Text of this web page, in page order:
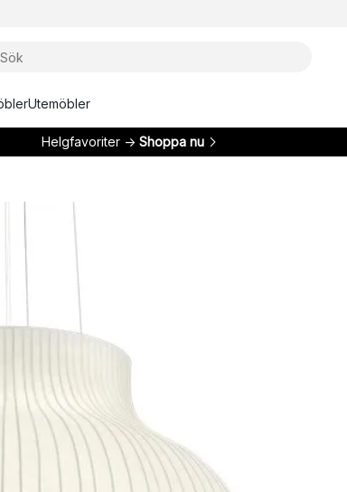
Utemöbler
Helgfavoriter → Shoppa nu